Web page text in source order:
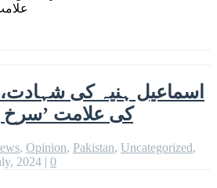
اسماعیل ہنیہ کی شہادت،
کی علامت ’سرخ
, Opinion, Pakistan, Uncategorized,
2024 | 0